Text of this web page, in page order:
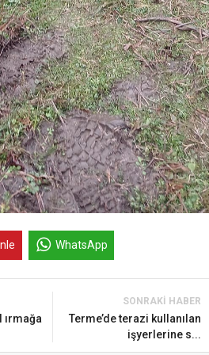
WhatsApp
ırmağa
SONRAKI HABER
Terme’de terazi kullanılan
işyerlerine s...